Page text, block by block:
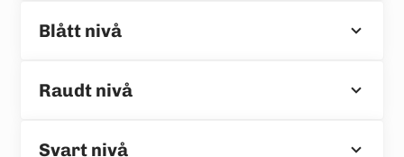
Blått nivå
Raudt nivå
Svart nivå